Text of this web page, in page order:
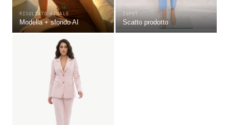
RISULTATO FINALE
Modella + sfondo AI
INPUT
Scatto prodotto